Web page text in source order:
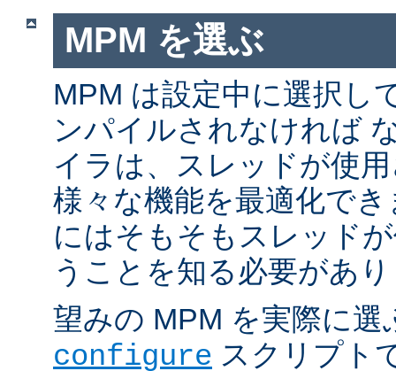
MPM を選ぶ
MPM は設定中に選択し
ンパイルされなければ
イラは、スレッドが使
様々な機能を最適化で
にはそもそもスレッド
うことを知る必要があ
望みの MPM を実際に選
configure スクリプト